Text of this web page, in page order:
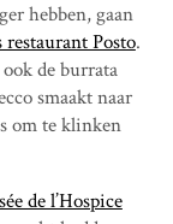
hebben, gaan
restaurant Posto.
de burrata
smaakt naar
om te klinken
de l’Hospice